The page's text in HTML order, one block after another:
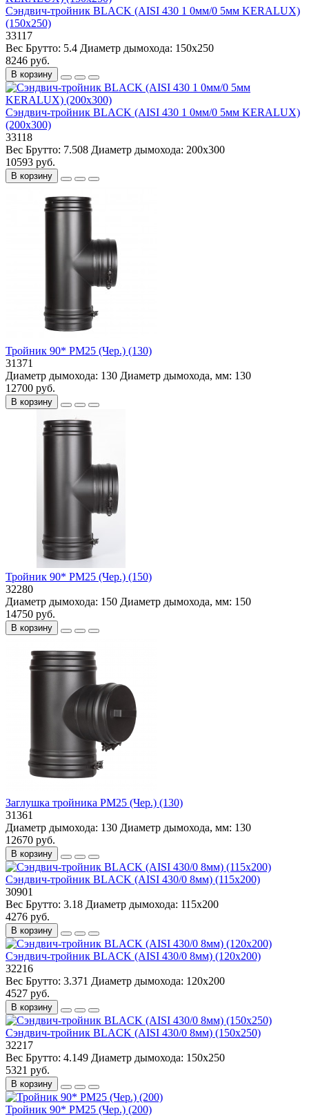
Сэндвич-тройник BLACK (AISI 430 1 0мм/0 5мм KERALUX)
(150x250)
33117
Вес Брутто: 5.4 Диаметр дымохода: 150x250
8246 руб.
В корзину
Сэндвич-тройник BLACK (AISI 430 1 0мм/0 5мм KERALUX)
(200х300)
33118
Вес Брутто: 7.508 Диаметр дымохода: 200х300
10593 руб.
В корзину
Тройник 90* РМ25 (Чер.) (130)
31371
Диаметр дымохода: 130 Диаметр дымохода, мм: 130
12700 руб.
В корзину
Тройник 90* РМ25 (Чер.) (150)
32280
Диаметр дымохода: 150 Диаметр дымохода, мм: 150
14750 руб.
В корзину
Заглушка тройника PM25 (Чер.) (130)
31361
Диаметр дымохода: 130 Диаметр дымохода, мм: 130
12670 руб.
В корзину
Сэндвич-тройник BLACK (AISI 430/0 8мм) (115х200)
30901
Вес Брутто: 3.18 Диаметр дымохода: 115х200
4276 руб.
В корзину
Сэндвич-тройник BLACK (AISI 430/0 8мм) (120x200)
32216
Вес Брутто: 3.371 Диаметр дымохода: 120x200
4527 руб.
В корзину
Сэндвич-тройник BLACK (AISI 430/0 8мм) (150x250)
32217
Вес Брутто: 4.149 Диаметр дымохода: 150x250
5321 руб.
В корзину
Тройник 90* РМ25 (Чер.) (200)